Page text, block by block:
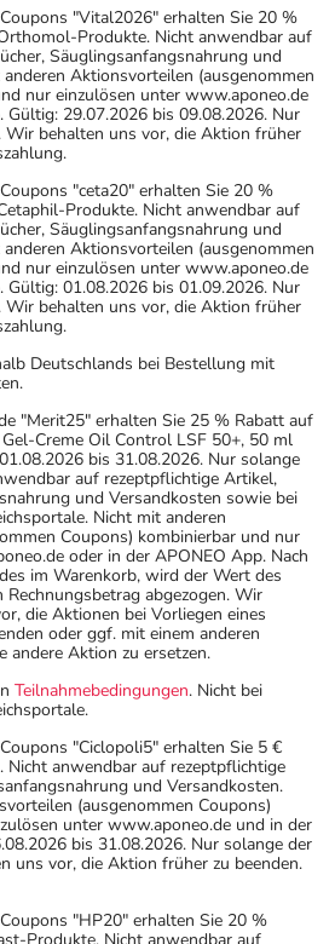
"Vital2026" erhalten Sie 20 %
Produkte. Nicht anwendbar auf
Säuglingsanfangsnahrung und
Aktionsvorteilen (ausgenommen
nur einzulösen unter www.aponeo.de
Gültig: 29.07.2026 bis 09.08.2026. Nur
Wir behalten uns vor, die Aktion früher
"ceta20" erhalten Sie 20 %
Produkte. Nicht anwendbar auf
Säuglingsanfangsnahrung und
Aktionsvorteilen (ausgenommen
nur einzulösen unter www.aponeo.de
Gültig: 01.08.2026 bis 01.09.2026. Nur
Wir behalten uns vor, die Aktion früher
Deutschlands bei Bestellung mit
"Merit25" erhalten Sie 25 % Rabatt auf
Creme Oil Control LSF 50+, 50 ml
bis 31.08.2026. Nur solange
auf rezeptpflichtige Artikel,
und Versandkosten sowie bei
Nicht mit anderen
Coupons) kombinierbar und nur
oder in der APONEO App. Nach
im Warenkorb, wird der Wert des
abgezogen. Wir
die Aktionen bei Vorliegen eines
oder ggf. mit einem anderen
andere Aktion zu ersetzen.
Teilnahmebedingungen. Nicht bei
"Ciclopoli5" erhalten Sie 5 €
Nicht anwendbar auf rezeptpflichtige
und Versandkosten.
(ausgenommen Coupons)
unter www.aponeo.de und in der
bis 31.08.2026. Nur solange der
uns vor, die Aktion früher zu beenden.
"HP20" erhalten Sie 20 %